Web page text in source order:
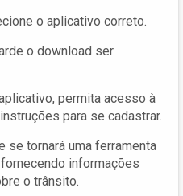
o aplicativo correto.
o download ser
permita acesso à
para se cadastrar.
se tornará uma ferramenta
informações
o trânsito.